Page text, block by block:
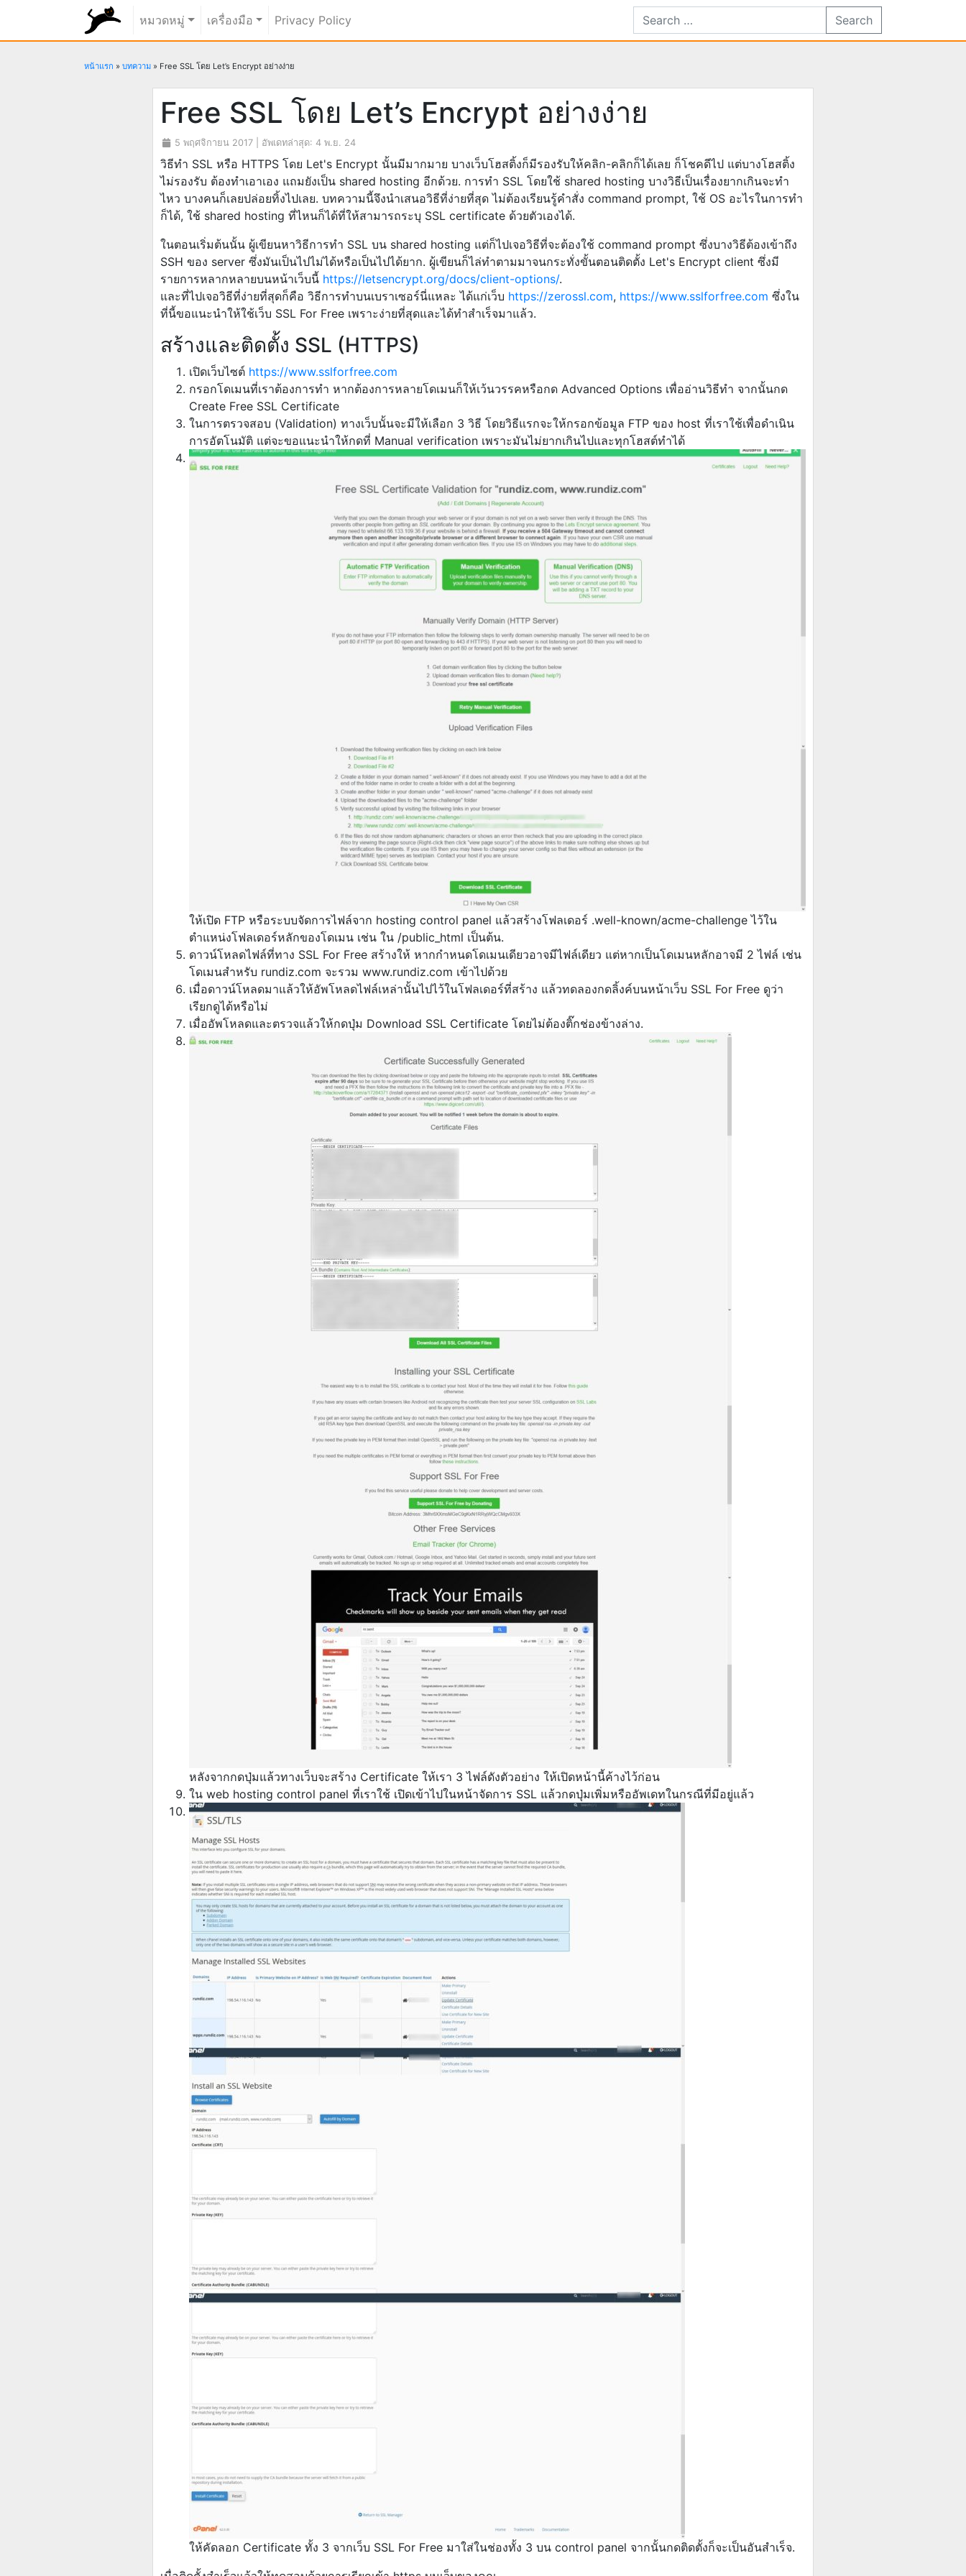
rundiz
หมวดหมู่ เครื่องมือ Privacy Policy Search
หน้าแรก » บทความ » Free SSL โดย Let’s Encrypt อย่างง่าย
Free SSL โดย Let’s Encrypt อย่างง่าย
5 พฤศจิกายน 2017 | อัพเดทล่าสุด: 4 พ.ย. 24
วิธีทำ SSL หรือ HTTPS โดย Let's Encrypt นั้นมีมากมาย บางเว็บโฮสติ้งก็มีรองรับให้คลิก-คลิกก็ได้เลย ก็โชคดีไป แต่บางโฮสติ้ง
ไม่รองรับ ต้องทำเอาเอง แถมยังเป็น shared hosting อีกด้วย. การทำ SSL โดยใช้ shared hosting บางวิธีเป็นเรื่องยากเกินจะทำ
ไหว บางคนก็เลยปล่อยทิ้งไปเลย. บทความนี้จึงนำเสนอวิธีที่ง่ายที่สุด ไม่ต้องเรียนรู้คำสั่ง command prompt, ใช้ OS อะไรในการทำ
ก็ได้, ใช้ shared hosting ที่ไหนก็ได้ที่ให้สามารถระบุ SSL certificate ด้วยตัวเองได้.
ในตอนเริ่มต้นนั้น ผู้เขียนหาวิธีการทำ SSL บน shared hosting แต่ก็ไปเจอวิธีที่จะต้องใช้ command prompt ซึ่งบางวิธีต้องเข้าถึง
SSH ของ server ซึ่งมันเป็นไปไม่ได้หรือเป็นไปได้ยาก. ผู้เขียนก็ไล่ทำตามมาจนกระทั่งขั้นตอนติดตั้ง Let's Encrypt client ซึ่งมี
รายการหลากหลายบนหน้าเว็บนี้ https://letsencrypt.org/docs/client-options/.
และที่ไปเจอวิธีที่ง่ายที่สุดก็คือ วิธีการทำบนเบราเซอร์นี่แหละ ได้แก่เว็บ https://zerossl.com, https://www.sslforfree.com ซึ่งใน
ที่นี้ขอแนะนำให้ใช้เว็บ SSL For Free เพราะง่ายที่สุดและได้ทำสำเร็จมาแล้ว.
สร้างและติดตั้ง SSL (HTTPS)
เปิดเว็บไซต์ https://www.sslforfree.com
กรอกโดเมนที่เราต้องการทำ หากต้องการหลายโดเมนก็ให้เว้นวรรคหรือกด Advanced Options เพื่ออ่านวิธีทำ จากนั้นกด
Create Free SSL Certificate
ในการตรวจสอบ (Validation) ทางเว็บนั้นจะมีให้เลือก 3 วิธี โดยวิธีแรกจะให้กรอกข้อมูล FTP ของ host ที่เราใช้เพื่อดำเนิน
การอัตโนมัติ แต่จะขอแนะนำให้กดที่ Manual verification เพราะมันไม่ยากเกินไปและทุกโฮสต์ทำได้
ให้เปิด FTP หรือระบบจัดการไฟล์จาก hosting control panel แล้วสร้างโฟลเดอร์ .well-known/acme-challenge ไว้ใน
ตำแหน่งโฟลเดอร์หลักของโดเมน เช่น ใน /public_html เป็นต้น.
ดาวน์โหลดไฟล์ที่ทาง SSL For Free สร้างให้ หากกำหนดโดเมนเดียวอาจมีไฟล์เดียว แต่หากเป็นโดเมนหลักอาจมี 2 ไฟล์ เช่น
โดเมนสำหรับ rundiz.com จะรวม www.rundiz.com เข้าไปด้วย
เมื่อดาวน์โหลดมาแล้วให้อัพโหลดไฟล์เหล่านั้นไปไว้ในโฟลเดอร์ที่สร้าง แล้วทดลองกดลิ้งค์บนหน้าเว็บ SSL For Free ดูว่า
เรียกดูได้หรือไม่
เมื่ออัพโหลดและตรวจแล้วให้กดปุ่ม Download SSL Certificate โดยไม่ต้องติ๊กช่องข้างล่าง.
หลังจากกดปุ่มแล้วทางเว็บจะสร้าง Certificate ให้เรา 3 ไฟล์ดังตัวอย่าง ให้เปิดหน้านี้ค้างไว้ก่อน
ใน web hosting control panel ที่เราใช้ เปิดเข้าไปในหน้าจัดการ SSL แล้วกดปุ่มเพิ่มหรืออัพเดทในกรณีที่มีอยู่แล้ว
ให้คัดลอก Certificate ทั้ง 3 จากเว็บ SSL For Free มาใส่ในช่องทั้ง 3 บน control panel จากนั้นกดติดตั้งก็จะเป็นอันสำเร็จ.